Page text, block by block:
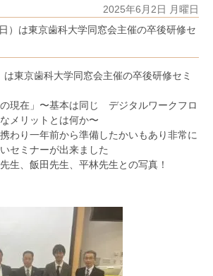
2025年6月2日 月曜日
）は東京歯科大学同窓会主催の卒後研修セ
東京歯科大学同窓会主催の卒後研修セミ
の現在」〜基本は同じ デジタルワークフロ
メリットとは何か〜
わり一年前から準備したかいもあり非常に
セミナーが出来ました
生、飯田先生、平林先生との写真！